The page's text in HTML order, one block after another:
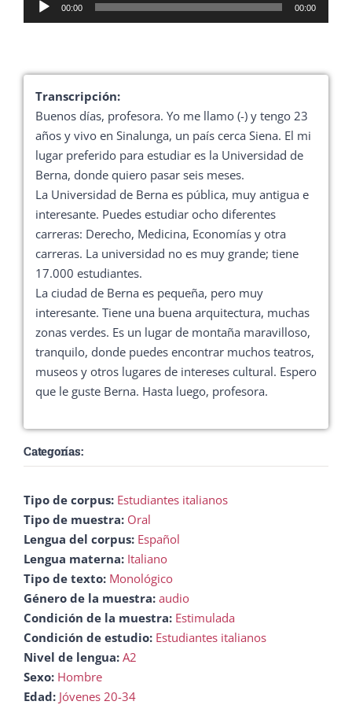
de
00:00 00:00
Transcripción:
Buenos días, profesora. Yo me llamo (-) y tengo 23
años y vivo en Sinalunga, un país cerca Siena. El mi
lugar preferido para estudiar es la Universidad de
Berna, donde quiero pasar seis meses.
La Universidad de Berna es pública, muy antigua e
interesante. Puedes estudiar ocho diferentes
carreras: Derecho, Medicina, Economías y otra
carreras. La universidad no es muy grande; tiene
17.000 estudiantes.
La ciudad de Berna es pequeña, pero muy
interesante. Tiene una buena arquitectura, muchas
zonas verdes. Es un lugar de montaña maravilloso,
tranquilo, donde puedes encontrar muchos teatros,
museos y otros lugares de intereses cultural. Espero
que le guste Berna. Hasta luego, profesora.
Categorías:
Tipo de corpus: Estudiantes italianos
Tipo de muestra: Oral
Lengua del corpus: Español
Lengua materna: Italiano
Tipo de texto: Monológico
Género de la muestra: audio
Condición de la muestra: Estimulada
Condición de estudio: Estudiantes italianos
Nivel de lengua: A2
Sexo: Hombre
Edad: Jóvenes 20-34